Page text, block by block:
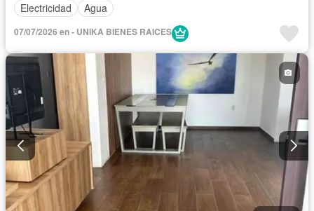
Electricidad
Agua
07/07/2026 en - UNIKA BIENES RAICES